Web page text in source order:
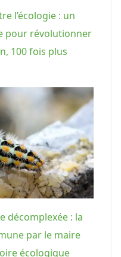
l’écologie : un
pour révolutionner
100 fois plus
décomplexée : la
par le maire
écologique